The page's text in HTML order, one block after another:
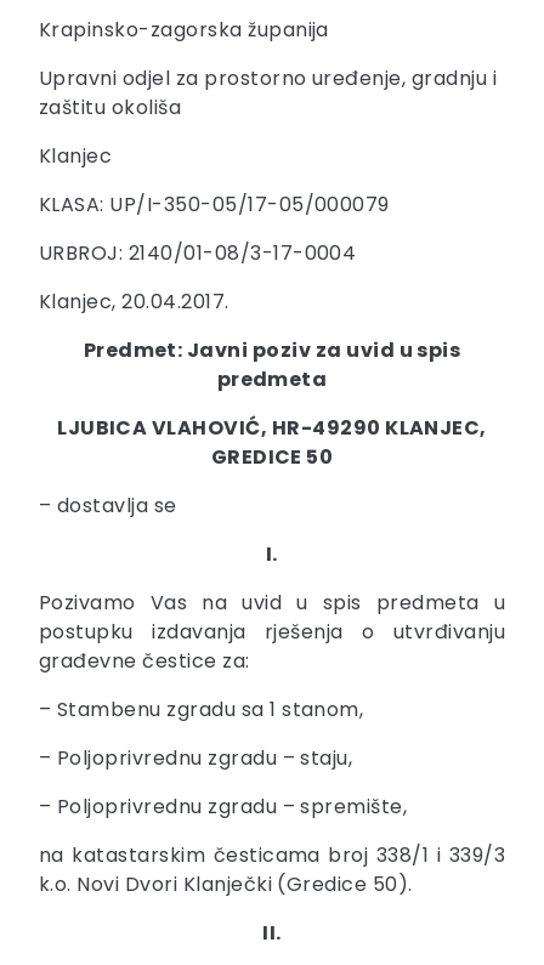
Krapinsko-zagorska županija
Upravni odjel za prostorno uređenje, gradnju i
zaštitu okoliša
Klanjec
KLASA: UP/I-350-05/17-05/000079
URBROJ: 2140/01-08/3-17-0004
Klanjec, 20.04.2017.
Predmet: Javni poziv za uvid u spis
predmeta
LJUBICA VLAHOVIĆ, HR-49290 KLANJEC,
GREDICE 50
– dostavlja se
I.
Pozivamo Vas na uvid u spis predmeta u
postupku izdavanja rješenja o utvrđivanju
građevne čestice za:
– Stambenu zgradu sa 1 stanom,
– Poljoprivrednu zgradu – staju,
– Poljoprivrednu zgradu – spremište,
na katastarskim česticama broj 338/1 i 339/3
k.o. Novi Dvori Klanječki (Gredice 50).
II.